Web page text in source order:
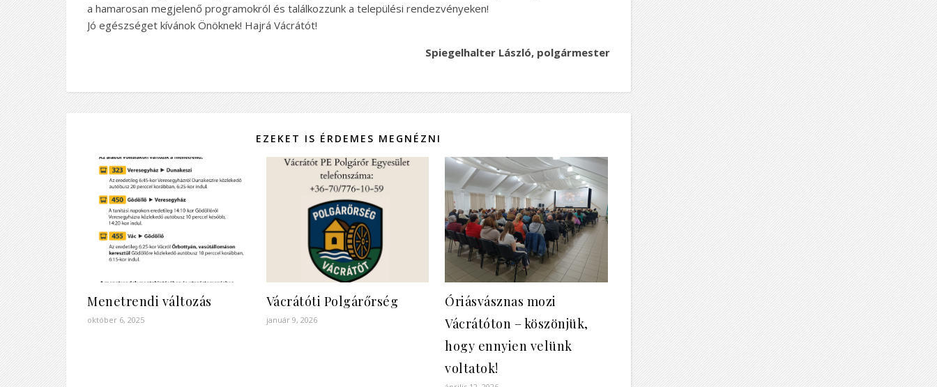
a hamarosan megjelenő programokról és találkozzunk a települési rendezvényeken!
Jó egészséget kívánok Önöknek! Hajrá Vácrátót!
Spiegelhalter László, polgármester
EZEKET IS ÉRDEMES MEGNÉZNI
Menetrendi változás
október 6, 2025
Vácrátóti Polgárőrség
január 9, 2026
Óriásvásznas mozi
Vácrátóton – köszönjük,
hogy ennyien velünk
voltatok!